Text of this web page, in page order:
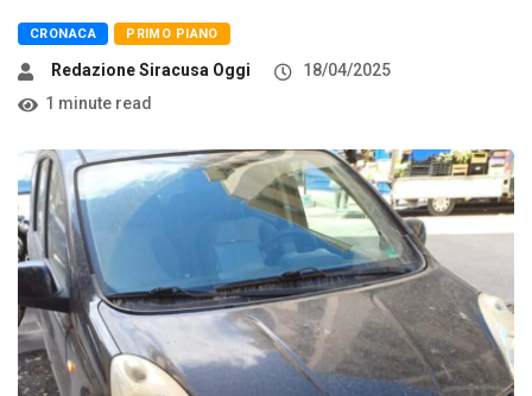
CRONACA PRIMO PIANO
Redazione Siracusa Oggi
18/04/2025
1 minute read